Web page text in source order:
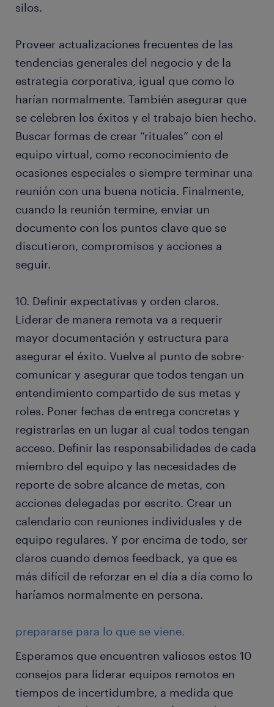
silos.
Proveer actualizaciones frecuentes de las
tendencias generales del negocio y de la
estrategia corporativa, igual que como lo
harían normalmente. También asegurar que
se celebren los éxitos y el trabajo bien hecho.
Buscar formas de crear “rituales” con el
equipo virtual, como reconocimiento de
ocasiones especiales o siempre terminar una
reunión con una buena noticia. Finalmente,
cuando la reunión termine, enviar un
documento con los puntos clave que se
discutieron, compromisos y acciones a
seguir.
10. Definir expectativas y orden claros.
Liderar de manera remota va a requerir
mayor documentación y estructura para
asegurar el éxito. Vuelve al punto de sobre-
comunicar y asegurar que todos tengan un
entendimiento compartido de sus metas y
roles. Poner fechas de entrega concretas y
registrarlas en un lugar al cual todos tengan
acceso. Definir las responsabilidades de cada
miembro del equipo y las necesidades de
reporte de sobre alcance de metas, con
acciones delegadas por escrito. Crear un
calendario con reuniones individuales y de
equipo regulares. Y por encima de todo, ser
claros cuando demos feedback, ya que es
más difícil de reforzar en el día a día como lo
haríamos normalmente en persona.
prepararse para lo que se viene.
Esperamos que encuentren valiosos estos 10
consejos para liderar equipos remotos en
tiempos de incertidumbre, a medida que